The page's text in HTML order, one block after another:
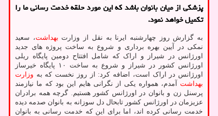
پزشكی از میان بانوان باشد كه این مورد حلقه خدمت رسانی ما را
تكمیل خواهد نمود.
به گزارش روز چهارشنبه ایرنا به نقل از وزارت بهداشت، سعید
نمکی در آیین بهره برداری و شروع به ساخت پروژه های جدید
اورژانس در شیراز و اراک که شامل افتتاح دومین پایگاه ریلی
اورژانس کشور در شیراز و شروع به ساخت ۱۰ پایگاه خیرساز
اورژانس در اراک است، اضافه کرد: از روز نخست که به وزارت
بهداشت آمدم، همواره یکی از نگرانی هایم این بود که ما نیازمند
پرسنل زن و بانوان در اورژانس کشور هستیم. گرچه همه برادران
عزیزمان در اورژانس کشور تابحال دل سوزانه به بانوان صدمه دیده
خدمت رسانی کرده اند، اما برای این که خدمت رسانی به بانوان